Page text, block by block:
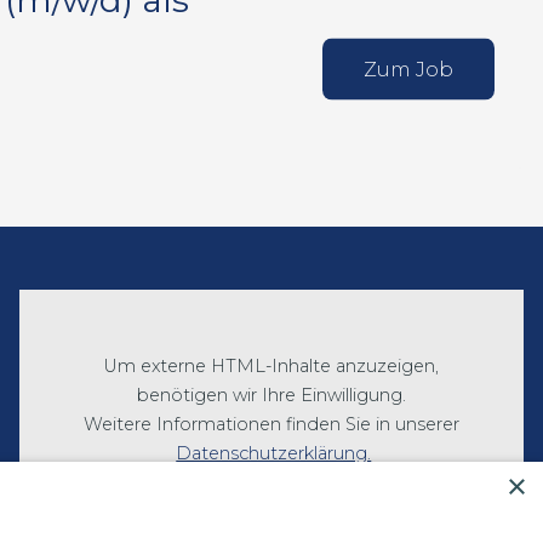
Zum Job
Um externe HTML-Inhalte anzuzeigen,
benötigen wir Ihre Einwilligung.
Weitere Informationen finden Sie in unserer
Datenschutzerklärung.
×